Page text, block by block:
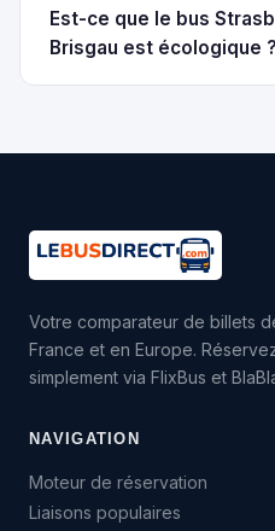
Est-ce que le bus
Brisgau est écologique ?
Votre comparateur de billets
France et en Europe.
simplement via FlixBus et
NAVIGATION
Moteur de réservation
Liaisons populaires